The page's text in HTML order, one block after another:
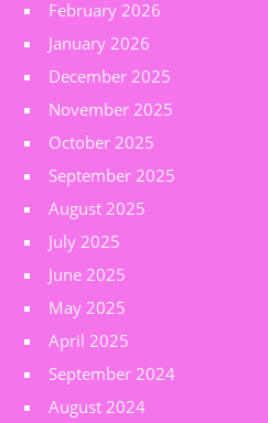
February 2026
January 2026
December 2025
November 2025
October 2025
September 2025
August 2025
July 2025
June 2025
May 2025
April 2025
September 2024
August 2024